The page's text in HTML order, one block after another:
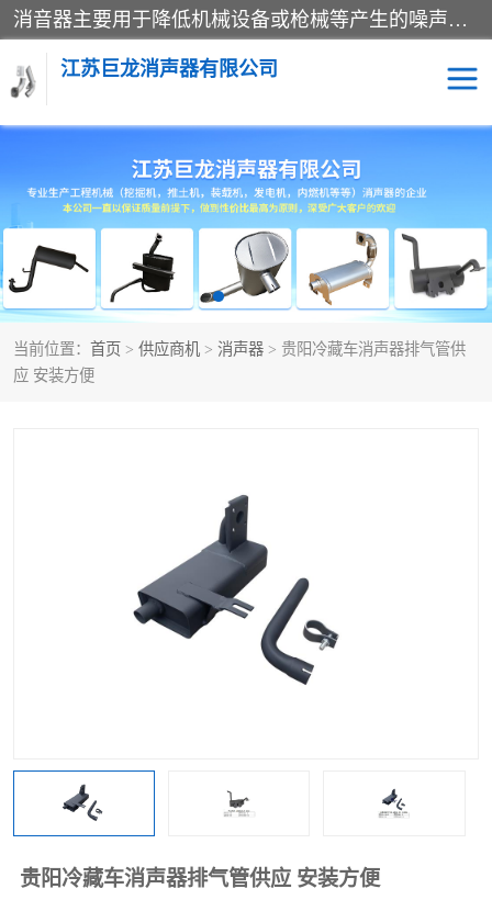
消音器主要用于降低机械设备或枪械等产生的噪声。它通过阻尼或增加排气面积来降低排气速度和功率，从而降低噪声。常见的消音器类型包括阻性消声器、抗性消声器、共振消声器以及阻抗复合式消声器等。这些消音器各有特点，适用于不同频率的噪声消除。
江苏巨龙消声器有限公司
当前位置： 首页 > 供应商机 > 消声器 > 贵阳冷藏车消声器排气管供
应 安装方便
贵阳冷藏车消声器排气管供应 安装方便
消声器